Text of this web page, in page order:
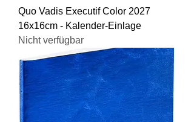
Quo Vadis Executif Color 2027
16x16cm - Kalender-Einlage
Nicht verfügbar